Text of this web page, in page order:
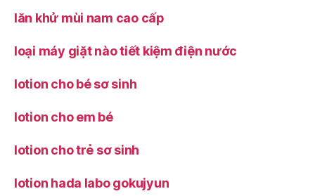
lăn khử mùi nam cao cấp
loại máy giặt nào tiết kiệm điện nước
lotion cho bé sơ sinh
lotion cho em bé
lotion cho trẻ sơ sinh
lotion hada labo gokujyun